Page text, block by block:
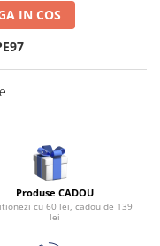
IN COS
Produse CADOU
cu 60 lei, cadou de 139
lei